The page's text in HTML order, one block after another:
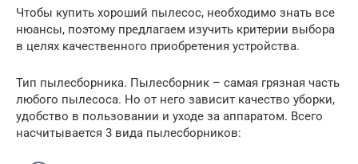
Чтобы купить хороший пылесос, необходимо знать все
нюансы, поэтому предлагаем изучить критерии выбора
в целях качественного приобретения устройства.
Тип пылесборника. Пылесборник – самая грязная часть
любого пылесоса. Но от него зависит качество уборки,
удобство в пользовании и уходе за аппаратом. Всего
насчитывается 3 вида пылесборников: